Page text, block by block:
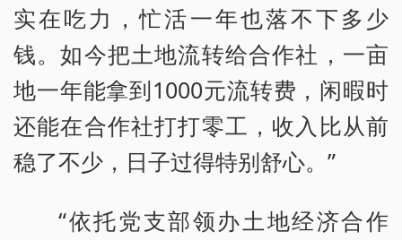
实在吃力，忙活一年也落不下多少
钱。如今把土地流转给合作社，一亩
地一年能拿到1000元流转费，闲暇时
还能在合作社打打零工，收入比从前
稳了不少，日子过得特别舒心。”
“依托党支部领办土地经济合作